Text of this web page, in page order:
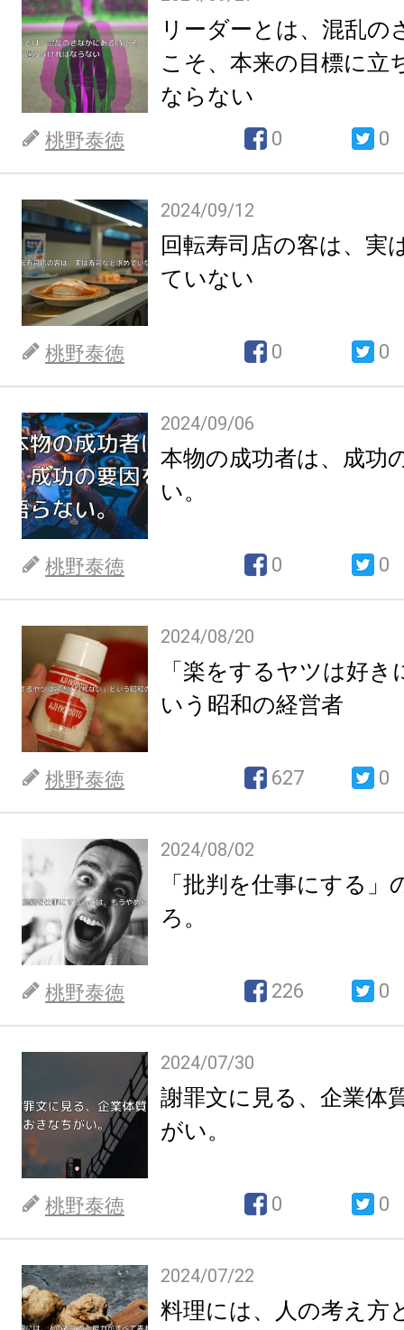
リーダーとは、混乱の
こそ、本来の目標に立
ならない
桃野泰徳 0 0
2024/09/12
回転寿司店の客は、実
ていない
桃野泰徳 0 0
2024/09/06
本物の成功者は、成功
い。
桃野泰徳 0 0
2024/08/20
「楽をするヤツは好
いう昭和の経営者
桃野泰徳 627 0
2024/08/02
「批判を仕事にする
ろ。
桃野泰徳 226 0
2024/07/30
謝罪文に見る、企業体
がい。
桃野泰徳 0 0
2024/07/22
料理には、人の考え方